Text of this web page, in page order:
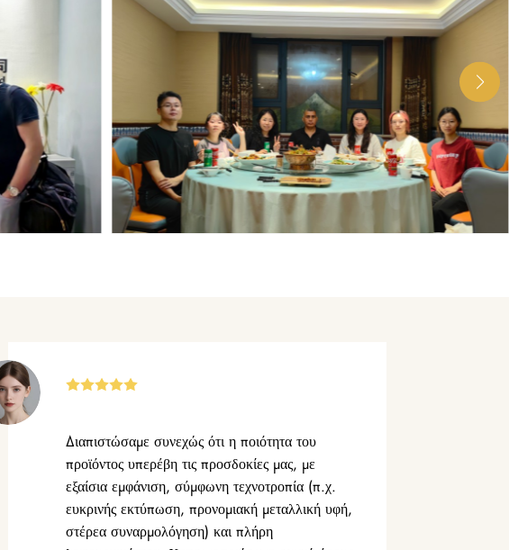
Διαπιστώσαμε συνεχώς ότι η ποιότητα του
προϊόντος υπερέβη τις προσδοκίες μας, με
εξαίσια εμφάνιση, σύμφωνη τεχνοτροπία (π.χ.
ευκρινής εκτύπωση, προνομιακή μεταλλική υφή,
στέρεα συναρμολόγηση) και πλήρη